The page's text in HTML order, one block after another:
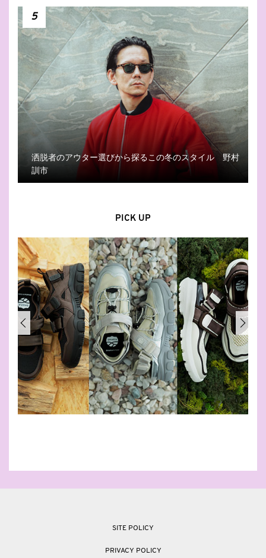
5
洒脱者のアウター選びから探るこの冬のスタイル 野村
訓市
PICK UP
SITE POLICY
PRIVACY POLICY